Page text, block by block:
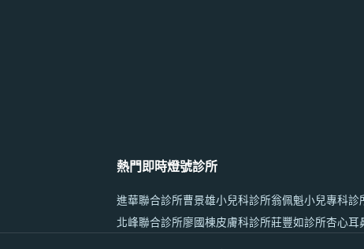
熱門即時燈號診所
進華聯合診所曹景雄小兒科診所翁佩魁小兒專科診
北峰聯合診所廖國棟皮膚科診所莊豐如診所杏心耳